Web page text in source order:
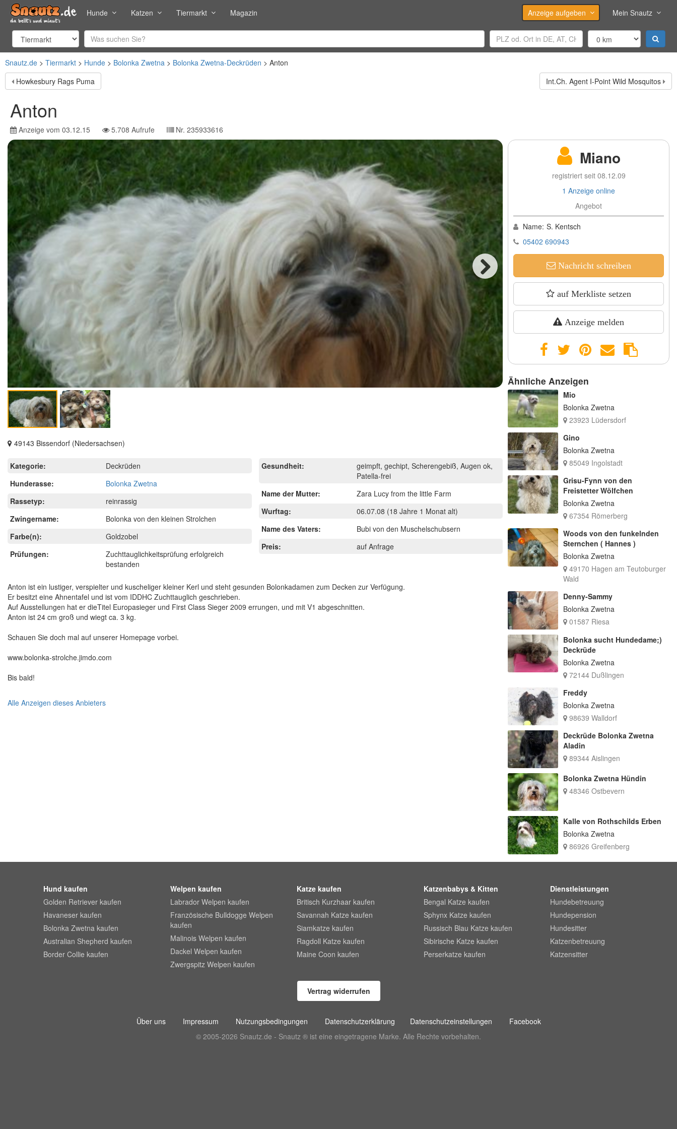
Hunde Katzen Tiermarkt Magazin Anzeige aufgeben Mein Snautz
Snautz.de Tiermarkt Hunde Bolonka Zwetna Bolonka Zwetna-Deckrüden
Anton
Howkesbury Rags Puma
Int.Ch. Agent I-Point Wild Mosquitos
Anton
Anzeige vom 03.12.15 5.708 Aufrufe Nr. 235933616
Antons Babys
Next
49143 Bissendorf (Niedersachsen)
Kategorie:
Deckrüden
Hunderasse:
Bolonka Zwetna
Rassetyp:
reinrassig
Zwingername:
Bolonka von den kleinen Strolchen
Farbe(n):
Goldzobel
Prüfungen:
Zuchttauglichkeitsprüfung erfolgreich
bestanden
Gesundheit:
geimpft, gechipt, Scherengebiß, Augen ok,
Patella-frei
Name der Mutter:
Zara Lucy from the little Farm
Wurftag:
06.07.08 (18 Jahre 1 Monat alt)
Name des Vaters:
Bubi von den Muschelschubsern
Preis:
auf Anfrage
Anton ist ein lustiger, verspielter und kuscheliger kleiner Kerl und steht gesunden Bolonkadamen zum Decken zur Verfügung.
Er besitzt eine Ahnentafel und ist vom IDDHC Zuchttauglich geschrieben.
Auf Ausstellungen hat er dieTitel Europasieger und First Class Sieger 2009 errungen, und mit V1 abgeschnitten.
Anton ist 24 cm groß und wiegt ca. 3 kg.
Schauen Sie doch mal auf unserer Homepage vorbei.
www.bolonka-strolche.jimdo.com
Bis bald!
Alle Anzeigen dieses Anbieters
Miano
registriert seit 08.12.09
1 Anzeige online
Angebot
Name: S. Kentsch
05402 690943
Nachricht schreiben
auf Merkliste setzen
Anzeige melden
Ähnliche Anzeigen
Mio
Bolonka Zwetna
23923 Lüdersdorf
Gino
Bolonka Zwetna
85049 Ingolstadt
Grisu-Fynn von den
Freistetter Wölfchen
Bolonka Zwetna
67354 Römerberg
Woods von den funkelnden
Sternchen ( Hannes )
Bolonka Zwetna
49170 Hagen am Teutoburger
Wald
Denny-Sammy
Bolonka Zwetna
01587 Riesa
Bolonka sucht Hundedame;)
Deckrüde
Bolonka Zwetna
72144 Dußlingen
Freddy
Bolonka Zwetna
98639 Walldorf
Deckrüde Bolonka Zwetna
Aladin
89344 Aislingen
Bolonka Zwetna Hündin
48346 Ostbevern
Kalle von Rothschilds Erben
Bolonka Zwetna
86926 Greifenberg
Hund kaufen
Golden Retriever kaufen
Havaneser kaufen
Bolonka Zwetna kaufen
Australian Shepherd kaufen
Border Collie kaufen
Welpen kaufen
Labrador Welpen kaufen
Französische Bulldogge Welpen
kaufen
Malinois Welpen kaufen
Dackel Welpen kaufen
Zwergspitz Welpen kaufen
Katze kaufen
Britisch Kurzhaar kaufen
Savannah Katze kaufen
Siamkatze kaufen
Ragdoll Katze kaufen
Maine Coon kaufen
Katzenbabys & Kitten
Bengal Katze kaufen
Sphynx Katze kaufen
Russisch Blau Katze kaufen
Sibirische Katze kaufen
Perserkatze kaufen
Dienstleistungen
Hundebetreuung
Hundepension
Hundesitter
Katzenbetreuung
Katzensitter
Vertrag widerrufen
Über uns Impressum Nutzungsbedingungen Datenschutzerklärung Datenschutzeinstellungen
Facebook
© 2005-2026 Snautz.de - Snautz ® ist eine eingetragene Marke. Alle Rechte vorbehalten.